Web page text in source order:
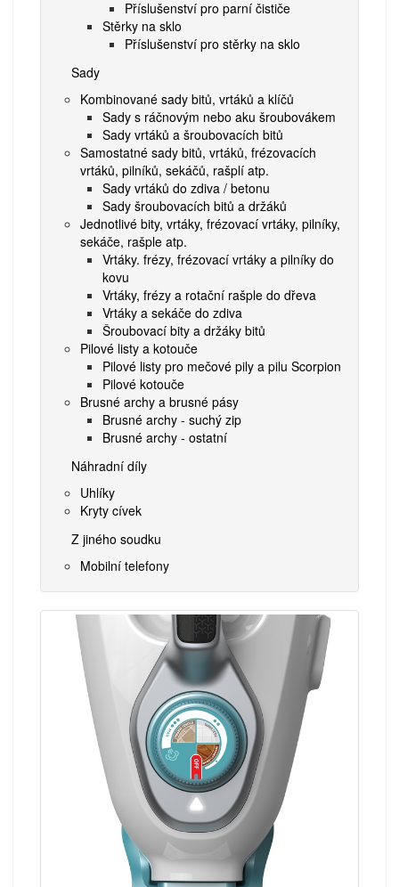
Příslušenství pro parní čističe
Stěrky na sklo
Příslušenství pro stěrky na sklo
Sady
Kombinované sady bitů, vrtáků a klíčů
Sady s ráčnovým nebo aku šroubovákem
Sady vrtáků a šroubovacích bitů
Samostatné sady bitů, vrtáků, frézovacích
vrtáků, pilníků, sekáčů, rašplí atp.
Sady vrtáků do zdiva / betonu
Sady šroubovacích bitů a držáků
Jednotlivé bity, vrtáky, frézovací vrtáky, pilníky,
sekáče, rašple atp.
Vrtáky. frézy, frézovací vrtáky a pilníky do
kovu
Vrtáky, frézy a rotační rašple do dřeva
Vrtáky a sekáče do zdiva
Šroubovací bity a držáky bitů
Pilové listy a kotouče
Pilové listy pro mečové pily a pilu Scorpion
Pilové kotouče
Brusné archy a brusné pásy
Brusné archy - suchý zip
Brusné archy - ostatní
Náhradní díly
Uhlíky
Kryty cívek
Z jiného soudku
Mobilní telefony